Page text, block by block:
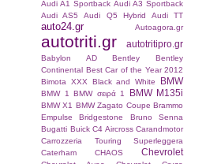
Audi A1 Sportback Audi A3 Sportback
Audi AS5
Audi Q5 Hybrid Audi TT
auto24.gr Autoagora.gr
autotriti.gr autotritipro.gr
Babylon AD Bentley
Bentley
Continental Best Car of the Year 2012
Bimota XXX
Black and White BMW
BMW 1 BMW σειρά 1 BMW M135i
BMW X1 BMW Zagato Coupe Brammo
Empulse
Bridgestone
Bruno Senna
Bugatti Buick C4 Aircross Carandmotor
Carrozzeria Touring Superleggera
Caterham
CHAOS Chevrolet